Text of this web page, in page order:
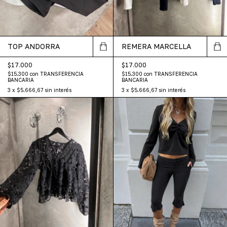
TOP ANDORRA
$17.000
$15.300 con TRANSFERENCIA
BANCARIA
3 x $5.666,67 sin interés
REMERA MARCELLA
$17.000
$15.300 con TRANSFERENCIA
BANCARIA
3 x $5.666,67 sin interés